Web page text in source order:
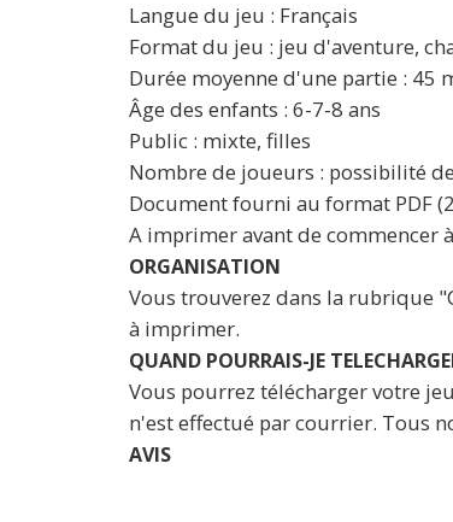
Langue du jeu : Français
Format du jeu : jeu d'aventure,
Durée moyenne d'une partie : 45
Âge des enfants : 6-7-8 ans
Public : mixte, filles
Nombre de joueurs : possibilité
Document fourni au format PDF
A imprimer avant de commencer
ORGANISATION
Vous trouverez dans la rubrique
à imprimer.
QUAND POURRAIS-JE
Vous pourrez télécharger votre
n'est effectué par courrier. Tous
AVIS